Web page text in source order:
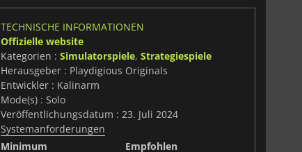
TECHNISCHE INFORMATIONEN
Offizielle website
Kategorien : Simulatorspiele, Strategiespiele
Herausgeber : Playdigious Originals
Entwickler : Kalinarm
Mode(s) : Solo
Veröffentlichungsdatum : 23. Juli 2024
Systemanforderungen
Minimum
Empfohlen